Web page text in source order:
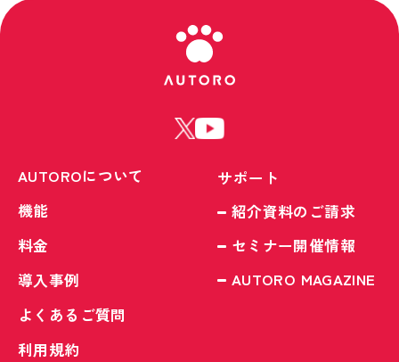
AUTOROについて
機能
料金
導入事例
よくあるご質問
利用規約
サポート
紹介資料のご請求
セミナー開催情報
AUTORO MAGAZINE